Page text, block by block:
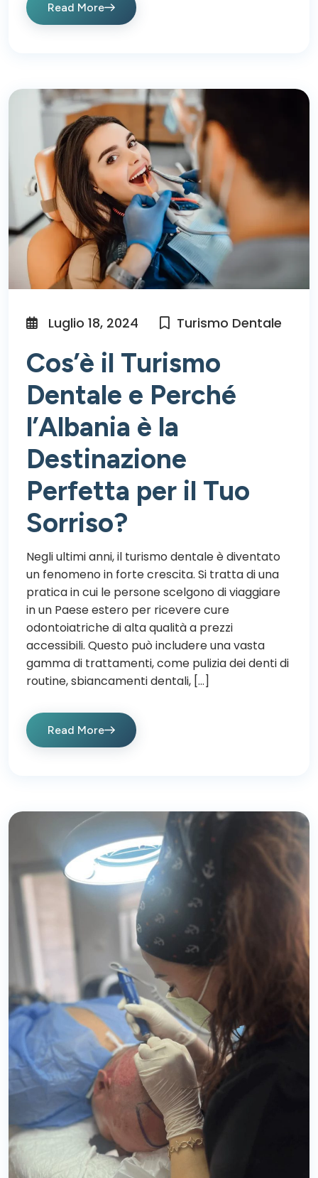
Read More
Luglio 18, 2024 Turismo Dentale
Cos’è il Turismo
Dentale e Perché
l’Albania è la
Destinazione
Perfetta per il Tuo
Sorriso?
Negli ultimi anni, il turismo dentale è diventato
un fenomeno in forte crescita. Si tratta di una
pratica in cui le persone scelgono di viaggiare
in un Paese estero per ricevere cure
odontoiatriche di alta qualità a prezzi
accessibili. Questo può includere una vasta
gamma di trattamenti, come pulizia dei denti di
routine, sbiancamenti dentali, […]
Read More